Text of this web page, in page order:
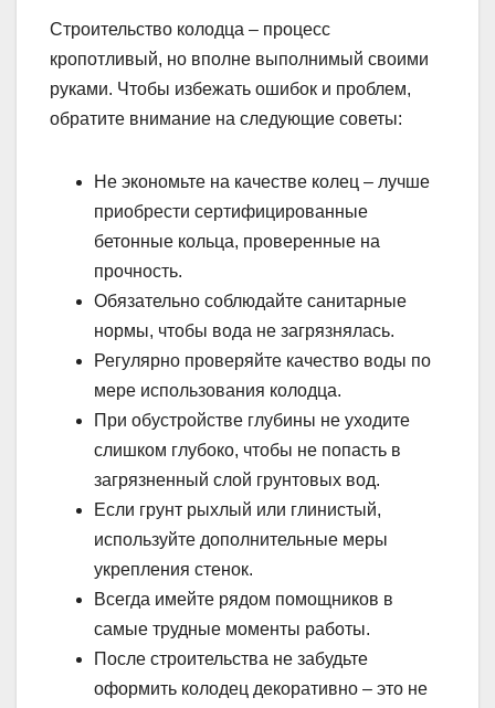
Строительство колодца – процесс
кропотливый, но вполне выполнимый своими
руками. Чтобы избежать ошибок и проблем,
обратите внимание на следующие советы:
Не экономьте на качестве колец – лучше
приобрести сертифицированные
бетонные кольца, проверенные на
прочность.
Обязательно соблюдайте санитарные
нормы, чтобы вода не загрязнялась.
Регулярно проверяйте качество воды по
мере использования колодца.
При обустройстве глубины не уходите
слишком глубоко, чтобы не попасть в
загрязненный слой грунтовых вод.
Если грунт рыхлый или глинистый,
используйте дополнительные меры
укрепления стенок.
Всегда имейте рядом помощников в
самые трудные моменты работы.
После строительства не забудьте
оформить колодец декоративно – это не